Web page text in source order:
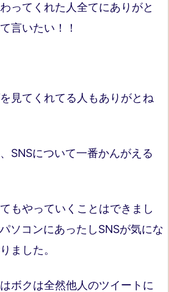
ってくれた人全てにありがと
言いたい！！
見てくれてる人もありがとね
SNSについて一番かんがえる
もやっていくことはできまし
ソコンにあったしSNSが気にな
ました。
ボクは全然他人のツイートに